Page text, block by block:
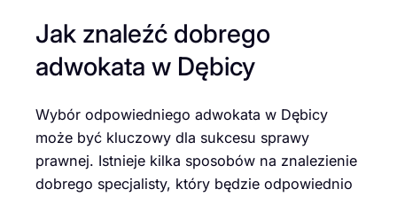
Jak znaleźć dobrego
adwokata w Dębicy
Wybór odpowiedniego adwokata w Dębicy
może być kluczowy dla sukcesu sprawy
prawnej. Istnieje kilka sposobów na znalezienie
dobrego specjalisty, który będzie odpowiednio